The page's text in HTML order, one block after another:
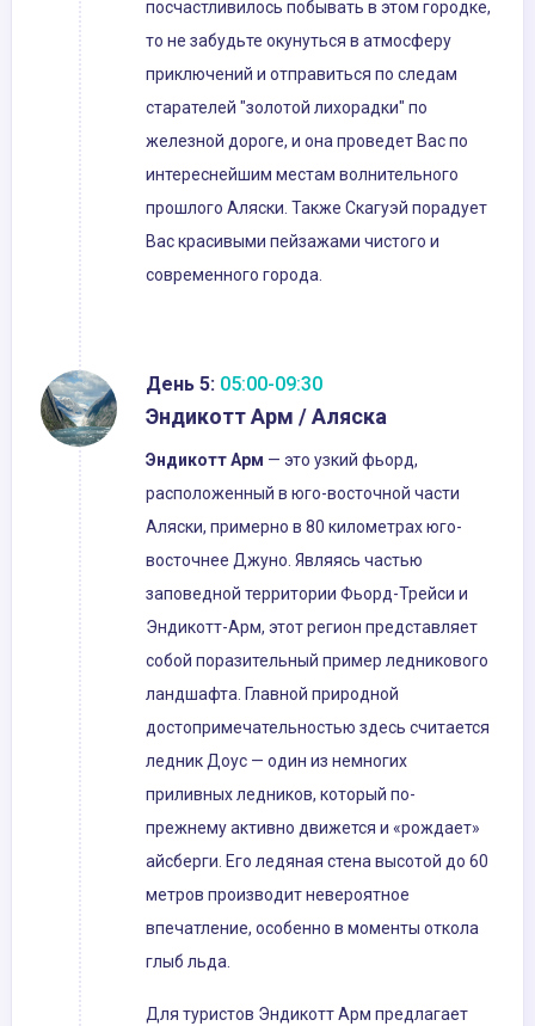
посчастливилось побывать в этом городке,
то не забудьте окунуться в атмосферу
приключений и отправиться по следам
старателей "золотой лихорадки" по
железной дороге, и она проведет Вас по
интереснейшим местам волнительного
прошлого Аляски. Также Скагуэй порадует
Вас красивыми пейзажами чистого и
современного города.
День 5: 05:00-09:30
Эндикотт Арм / Аляска
Эндикотт Арм — это узкий фьорд,
расположенный в юго-восточной части
Аляски, примерно в 80 километрах юго-
восточнее Джуно. Являясь частью
заповедной территории Фьорд-Трейси и
Эндикотт-Арм, этот регион представляет
собой поразительный пример ледникового
ландшафта. Главной природной
достопримечательностью здесь считается
ледник Доус — один из немногих
приливных ледников, который по-
прежнему активно движется и «рождает»
айсберги. Его ледяная стена высотой до 60
метров производит невероятное
впечатление, особенно в моменты откола
глыб льда.
Для туристов Эндикотт Арм предлагает